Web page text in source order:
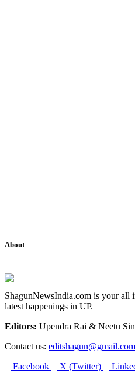
About
ShagunNewsIndia.com is your all
latest happenings in UP.
Editors: Upendra Rai & Neetu
Contact us: editshagun@gmail.com
Facebook
X (Twitter)